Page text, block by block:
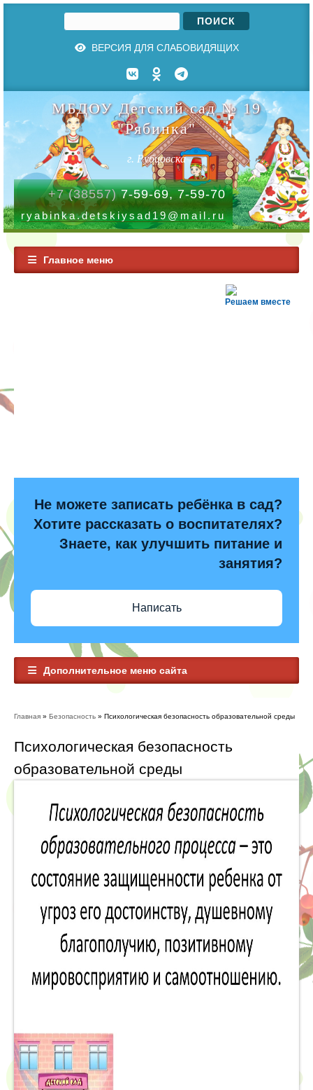
Форма поиска
ВЕРСИЯ ДЛЯ СЛАБОВИДЯЩИХ
МБДОУ Детский сад № 19
"Рябинка"
г. Рубцовска
+7 (38557)7-59-69, 7-59-70
ryabinka.detskiysad19@mail.ru
Главное меню
Решаем вместе
Не можете записать ребёнка в сад?
Хотите рассказать о воспитателях?
Знаете, как улучшить питание и
занятия?
Написать
Дополнительное меню сайта
Главная » Безопасность » Психологическая безопасность образовательной среды
Психологическая безопасность
образовательной среды